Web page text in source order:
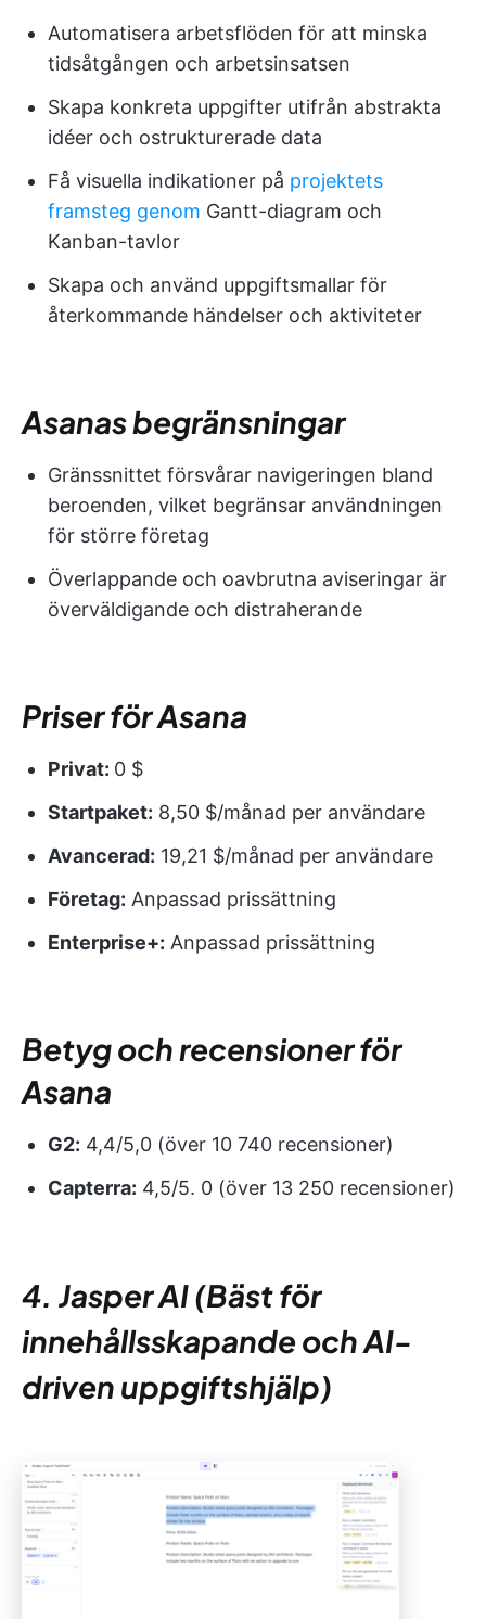
Automatisera arbetsflöden för att minska
tidsåtgången och arbetsinsatsen
Skapa konkreta uppgifter utifrån abstrakta
idéer och ostrukturerade data
Få visuella indikationer på projektets
framsteg genom Gantt-diagram och
Kanban-tavlor
Skapa och använd uppgiftsmallar för
återkommande händelser och aktiviteter
Asanas begränsningar
Gränssnittet försvårar navigeringen bland
beroenden, vilket begränsar användningen
för större företag
Överlappande och oavbrutna aviseringar är
överväldigande och distraherande
Priser för Asana
Privat: 0 $
Startpaket: 8,50 $/månad per användare
Avancerad: 19,21 $/månad per användare
Företag: Anpassad prissättning
Enterprise+: Anpassad prissättning
Betyg och recensioner för
Asana
G2: 4,4/5,0 (över 10 740 recensioner)
Capterra: 4,5/5. 0 (över 13 250 recensioner)
4. Jasper AI (Bäst för
innehållsskapande och AI-
driven uppgiftshjälp)